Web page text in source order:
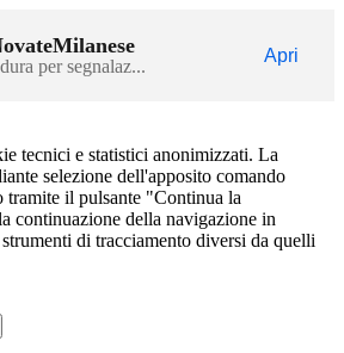
per segnalaz...
Apri
tecnici e statistici anonimizzati. La
selezione dell'apposito comando
il pulsante "Continua la
continuazione della navigazione in
di tracciamento diversi da quelli